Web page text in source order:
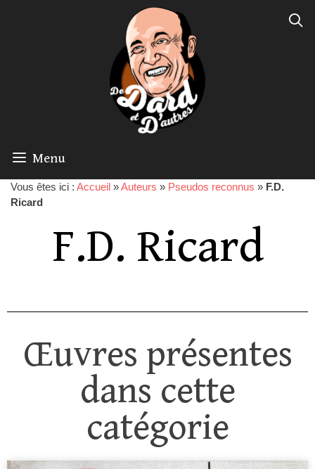
Menu
Vous êtes ici : Accueil »Auteurs » Pseudos reconnus » F.D.
Ricard
F.D. Ricard
Œuvres présentes
dans cette
catégorie